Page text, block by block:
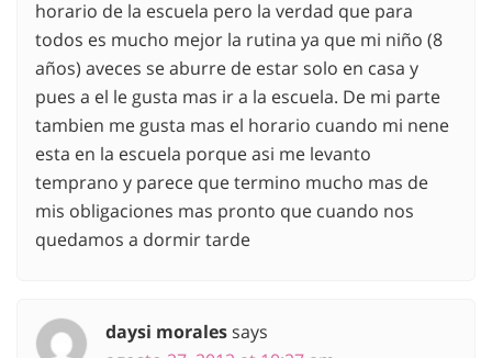
horario de la escuela pero la verdad que para
todos es mucho mejor la rutina ya que mi niño (8
años) aveces se aburre de estar solo en casa y
pues a el le gusta mas ir a la escuela. De mi parte
tambien me gusta mas el horario cuando mi nene
esta en la escuela porque asi me levanto
temprano y parece que termino mucho mas de
mis obligaciones mas pronto que cuando nos
quedamos a dormir tarde
daysi moralessays